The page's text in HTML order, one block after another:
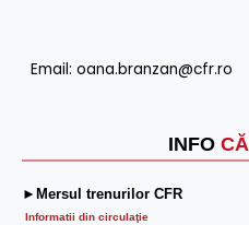
INFO
►Mersul trenurilor CFR
Informatii din circulaţie
Email: oana.branzan@cfr.ro